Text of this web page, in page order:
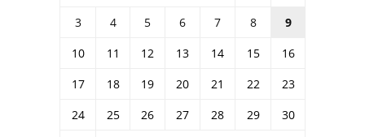
3
4 5 6 7 8
9
10
11 12 13 14 15
16
17
18 19 20 21 22
23
24
25 26 27 28 29
30